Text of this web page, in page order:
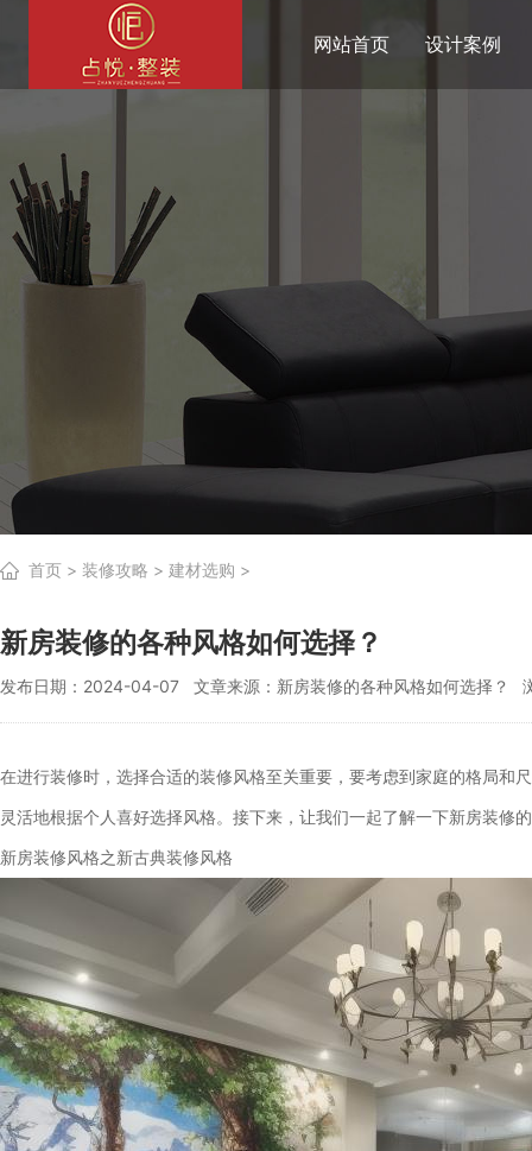
网站首页 设计案例
首页 > 装修攻略 > 建材选购 >
新房装修的各种风格如何选择？
发布日期：2024-04-07 文章来源：新房装修的各种风格如何选择？
在进行装修时，选择合适的装修风格至关重要，要考虑到家庭的格局和
灵活地根据个人喜好选择风格。接下来，让我们一起了解一下新房装修
新房装修风格之新古典装修风格